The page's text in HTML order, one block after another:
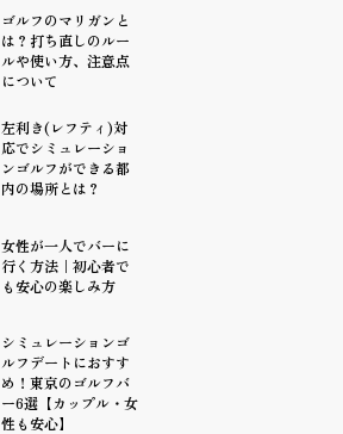
ゴルフのマリガンと
は？打ち直しのルー
ルや使い方、注意点
について
左利き(レフティ)対
応でシミュレーショ
ンゴルフができる都
内の場所とは？
女性が一人でバーに
行く方法｜初心者で
も安心の楽しみ方
シミュレーションゴ
ルフデートにおすす
め！東京のゴルフバ
ー6選【カップル・女
性も安心】